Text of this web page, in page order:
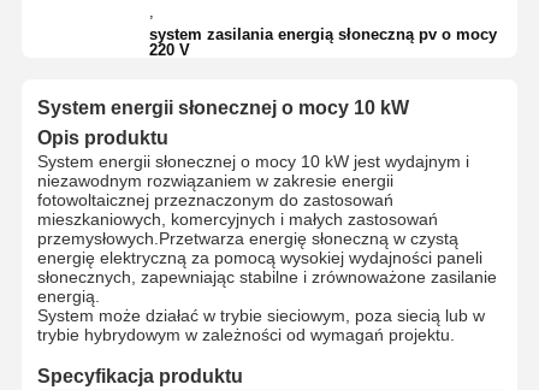
system zasilania energią słoneczną pv o mocy
220 V
System energii słonecznej o mocy 10 kW
Opis produktu
System energii słonecznej o mocy 10 kW jest wydajnym i
niezawodnym rozwiązaniem w zakresie energii
fotowoltaicznej przeznaczonym do zastosowań
mieszkaniowych, komercyjnych i małych zastosowań
przemysłowych.Przetwarza energię słoneczną w czystą
energię elektryczną za pomocą wysokiej wydajności paneli
słonecznych, zapewniając stabilne i zrównoważone zasilanie
energią.
System może działać w trybie sieciowym, poza siecią lub w
trybie hybrydowym w zależności od wymagań projektu.
Specyfikacja produktu